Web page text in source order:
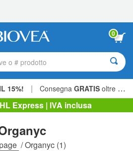
0
o # prodotto
15%! | Consegna GRATIS oltre 60,00 € »
Express | IVA inclusa
/Organyc (1)